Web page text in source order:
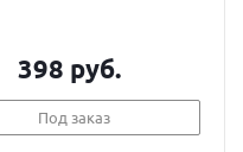
398 руб.
Под заказ